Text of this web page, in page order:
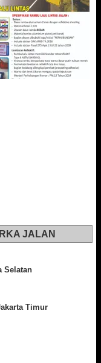
JALAN
Selatan
Timur